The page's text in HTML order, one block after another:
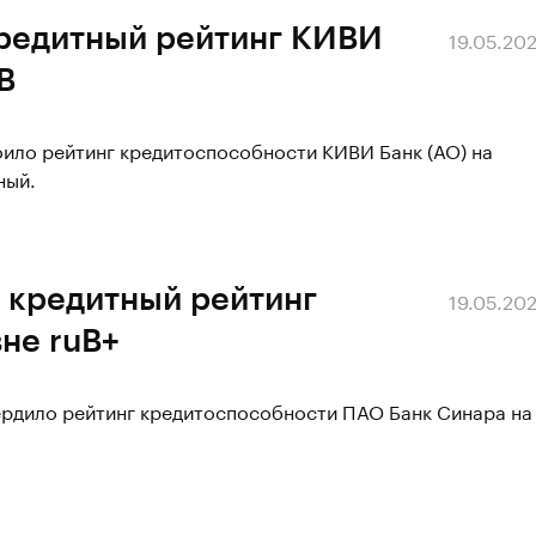
рейтинг КИВИ
рейтинг кредитоспособности КИВИ Банк (АО) на
рейтинг
ruВ+
рейтинг кредитоспособности ПАО Банк Синара на